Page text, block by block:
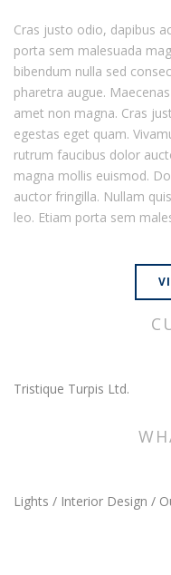
Cras justo odio, dapibus
porta sem malesuada
bibendum nulla sed
pharetra augue.
amet non magna. Cras
egestas eget quam.
rutrum faucibus dolor
magna mollis euismod.
auctor fringilla. Nullam
leo. Etiam porta sem
Tristique Turpis Ltd.
Lights / Interior Design /